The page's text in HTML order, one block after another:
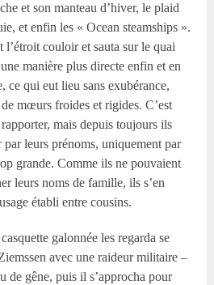
et son manteau d’hiver, le plaid
et enfin les « Ocean steamships ».
couloir et sauta sur le quai
manière plus directe enfin et en
ce qui eut lieu sans exubérance,
mœurs froides et rigides. C’est
mais depuis toujours ils
par leurs prénoms, uniquement par
grande. Comme ils ne pouvaient
leurs noms de famille, ils s’en
établi entre cousins.
galonnée les regarda se
avec une raideur militaire –
de gêne, puis il s’approcha pour